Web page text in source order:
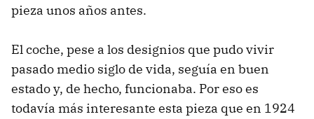
pieza unos años antes.
El coche, pese a los designios que pudo vivir
pasado medio siglo de vida, seguía en buen
estado y, de hecho, funcionaba. Por eso es
todavía más interesante esta pieza que en 1924